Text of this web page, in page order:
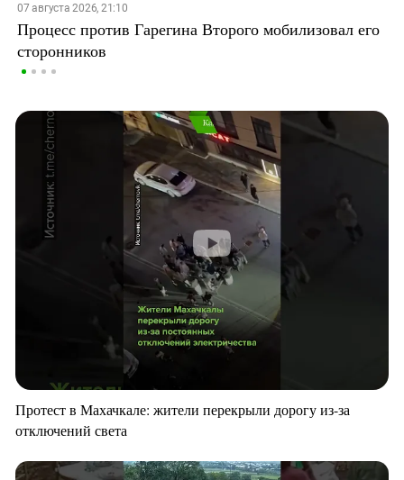
07 августа 2026, 21:10
Процесс против Гарегина Второго мобилизовал его
сторонников
Протест в Махачкале: жители перекрыли дорогу из-за
отключений света